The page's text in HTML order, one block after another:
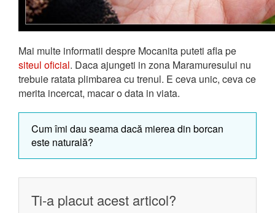
Mai multe informatii despre Mocanita puteti afla pe
siteul oficial. Daca ajungeti in zona Maramuresului nu
trebuie ratata plimbarea cu trenul. E ceva unic, ceva ce
merita incercat, macar o data in viata.
Cum îmi dau seama dacă mierea din borcan
este naturală?
Ti-a placut acest articol?